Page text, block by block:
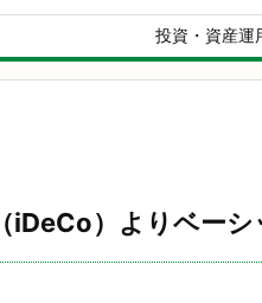
投資・資産運
iDeCo）よりベー